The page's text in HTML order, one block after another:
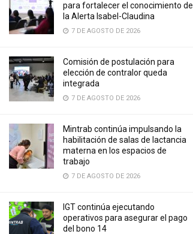
para fortalecer el conocimiento de
la Alerta Isabel-Claudina
7 DE AGOSTO DE 2026
Comisión de postulación para
elección de contralor queda
integrada
7 DE AGOSTO DE 2026
Mintrab continúa impulsando la
habilitación de salas de lactancia
materna en los espacios de
trabajo
7 DE AGOSTO DE 2026
IGT continúa ejecutando
operativos para asegurar el pago
del bono 14